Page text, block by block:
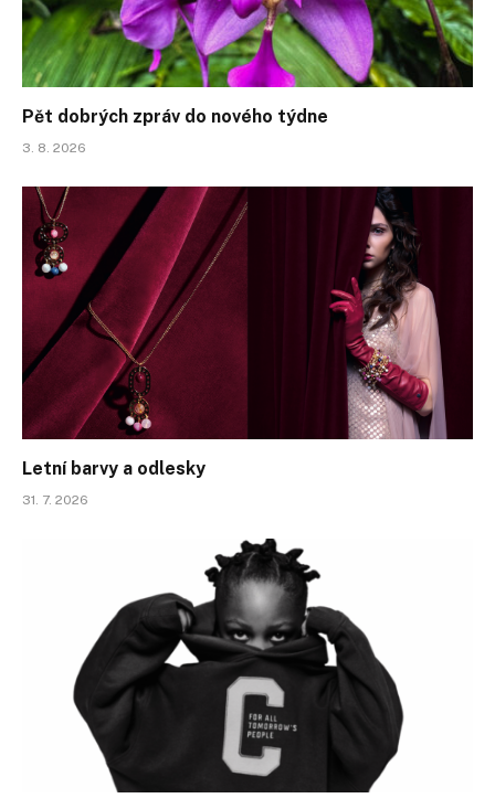
Pět dobrých zpráv do nového týdne
3. 8. 2026
Letní barvy a odlesky
31. 7. 2026